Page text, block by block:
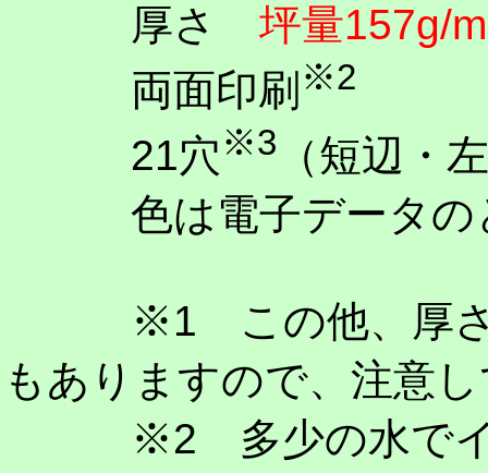
厚さ 坪量157g/m
両面印刷 ※2
21穴※3
（短辺・
色は電子データの
※1 この他、厚さの
もありますので、注意
※2 多少の水でイン